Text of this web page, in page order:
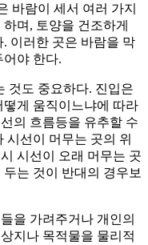
바람이 세서 여러 가지
며, 토양을 건조하게
이러한 곳은 바람을 막
어야 한다.
것도 중요하다. 진입은
게 움직이느냐에 따라
의 흐름등을 유추할 수
시선이 머무는 곳의 위
시선이 오래 머무는 곳
는 것이 반대의 경우보
을 가려주거나 개인의
지나 목적물을 물리적